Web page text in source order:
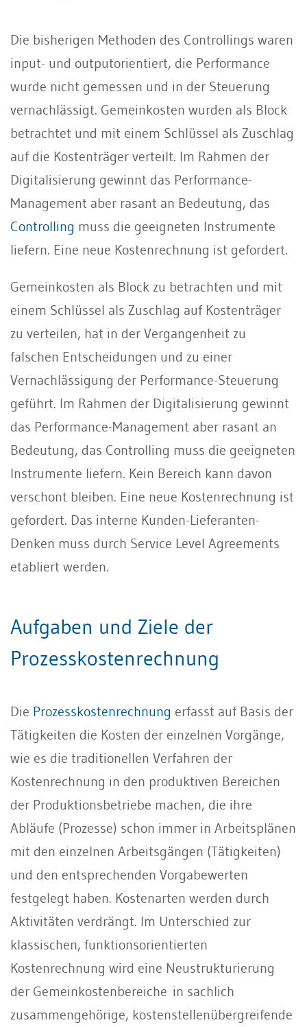
Die bisherigen Methoden des Controllings waren
input- und outputorientiert, die Performance
wurde nicht gemessen und in der Steuerung
vernachlässigt. Gemeinkosten wurden als Block
betrachtet und mit einem Schlüssel als Zuschlag
auf die Kostenträger verteilt. Im Rahmen der
Digitalisierung gewinnt das Performance-
Management aber rasant an Bedeutung, das
Controlling muss die geeigneten Instrumente
liefern. Eine neue Kostenrechnung ist gefordert.
Gemeinkosten als Block zu betrachten und mit
einem Schlüssel als Zuschlag auf Kostenträger
zu verteilen, hat in der Vergangenheit zu
falschen Entscheidungen und zu einer
Vernachlässigung der Performance-Steuerung
geführt. Im Rahmen der Digitalisierung gewinnt
das Performance-Management aber rasant an
Bedeutung, das Controlling muss die geeigneten
Instrumente liefern. Kein Bereich kann davon
verschont bleiben. Eine neue Kostenrechnung ist
gefordert. Das interne Kunden-Lieferanten-
Denken muss durch Service Level Agreements
etabliert werden.
Aufgaben und Ziele der
Prozesskostenrechnung
Die Prozesskostenrechnung erfasst auf Basis der
Tätigkeiten die Kosten der einzelnen Vorgänge,
wie es die traditionellen Verfahren der
Kostenrechnung in den produktiven Bereichen
der Produktionsbetriebe machen, die ihre
Abläufe (Prozesse) schon immer in Arbeitsplänen
mit den einzelnen Arbeitsgängen (Tätigkeiten)
und den entsprechenden Vorgabewerten
festgelegt haben. Kostenarten werden durch
Aktivitäten verdrängt. Im Unterschied zur
klassischen, funktionsorientierten
Kostenrechnung wird eine Neustrukturierung
der Gemeinkostenbereiche in sachlich
zusammengehörige, kostenstellenübergreifende